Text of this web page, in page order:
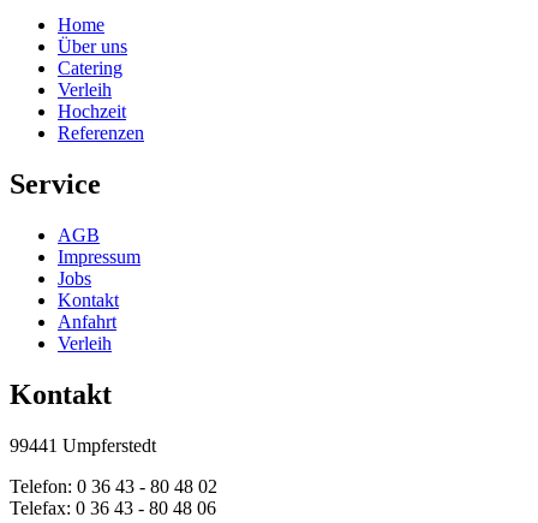
Home
Über uns
Catering
Verleih
Hochzeit
Referenzen
Service
AGB
Impressum
Jobs
Kontakt
Anfahrt
Verleih
Kontakt
99441 Umpferstedt
Telefon: 0 36 43 - 80 48 02
Telefax: 0 36 43 - 80 48 06